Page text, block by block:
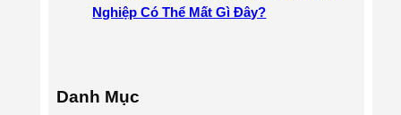
Nghiệp Có Thể Mất Gì Đây?
Danh Mục